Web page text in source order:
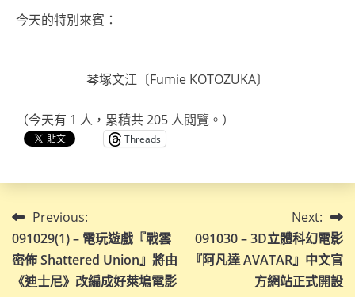
今天的特別來賓：
琴塚文江〔Fumie KOTOZUKA〕
（今天有 1 人，累積共 205 人閱覽。）
Threads
文
章
導
Previous:
091029(1) – 電玩遊戲『戰雲
密佈 Shattered Union』將由
《迪士尼》改編成好萊塢電影
Next:
091030 – 3D立體科幻電影
『阿凡達 AVATAR』中文官
方網站正式開設